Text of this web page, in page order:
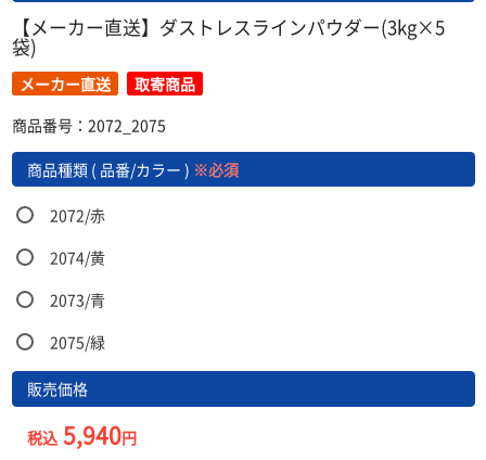
【メーカー直送】ダストレスラインパウダー(3kg×5
袋)
メーカー直送
取寄商品
商品番号：2072_2075
商品種類 ( 品番/カラー ) ※必須
2072/赤
2074/黄
2073/青
2075/緑
販売価格
税込5,940円